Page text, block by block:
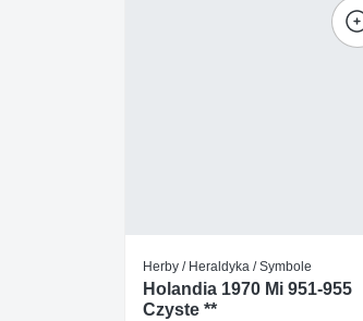
Herby / Heraldyka / Symbole
Holandia 1970 Mi 951-955
Czyste **